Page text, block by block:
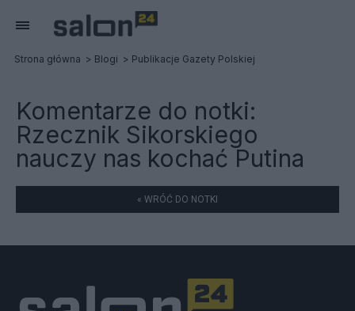
Strona główna Blogi Publikacje Gazety Polskiej
Komentarze do notki:
Rzecznik Sikorskiego
nauczy nas kochać Putina
« WRÓĆ DO NOTKI